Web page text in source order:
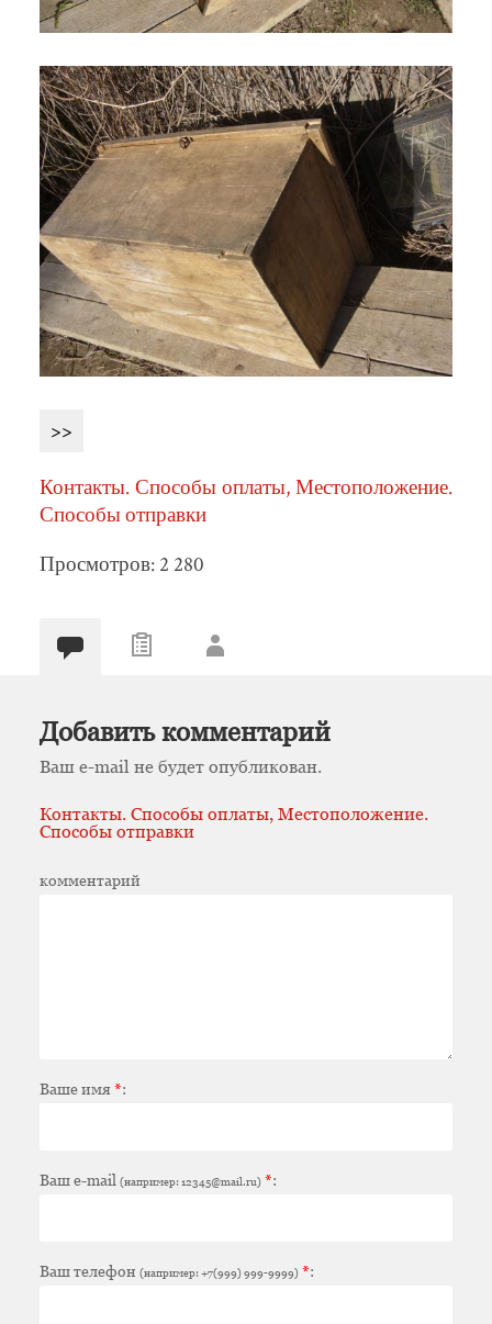
>>
Контакты. Способы оплаты, Местоположение.
Способы отправки
Просмотров: 2 280
Добавить комментарий
Ваш e-mail не будет опубликован.
Контакты. Способы оплаты, Местоположение.
Способы отправки
комментарий
Ваше имя*:
Ваш e-mail (например: 12345@mail.ru) *:
Ваш телефон (например: +7(999) 999-9999) *: